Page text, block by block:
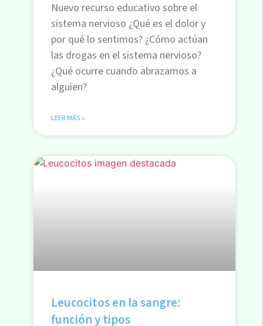
Nuevo recurso educativo sobre el
sistema nervioso ¿Qué es el dolor y
por qué lo sentimos? ¿Cómo actúan
las drogas en el sistema nervioso?
¿Qué ocurre cuando abrazamos a
alguien?
LEER MÁS »
Leucocitos en la sangre:
función y tipos